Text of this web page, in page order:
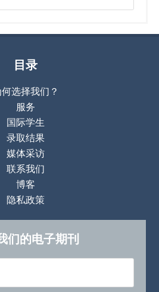
目录
何选择我们？
服务
国际学生
录取结果
媒体采访
联系我们
博客
隐私政策
们的电子期刊